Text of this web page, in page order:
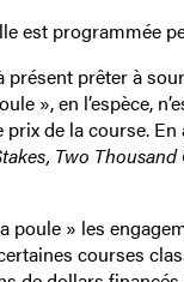
est programmée
prêter à
», en l’espèce,
de la course.
Two
poule » les
courses